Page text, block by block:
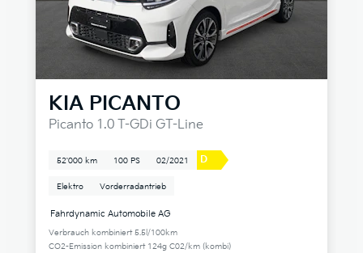
KIA PICANTO
Picanto 1.0 T-GDi GT-Line
52'000 km 100 PS 02/2021 D
Elektro Vorderradantrieb
Fahrdynamic Automobile AG
Verbrauch kombiniert 5.5l/100km
CO2-Emission kombiniert 124g C02/km (kombi)